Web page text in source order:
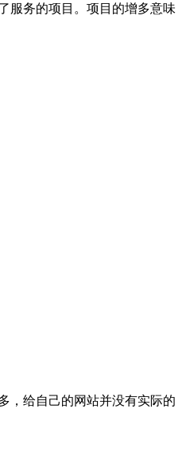
服务的项目。项目的增多意味
，给自己的网站并没有实际的